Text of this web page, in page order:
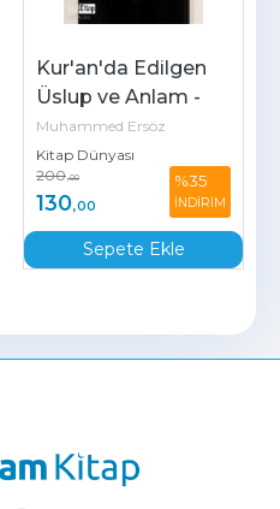
Sepete Ekle
Kur'an'da Edilgen
Üslup ve Anlam -
Yorum İncelikleri
Muhammed Ersöz
Kitap Dünyası
%35
İNDİRİM
200,00
130,00